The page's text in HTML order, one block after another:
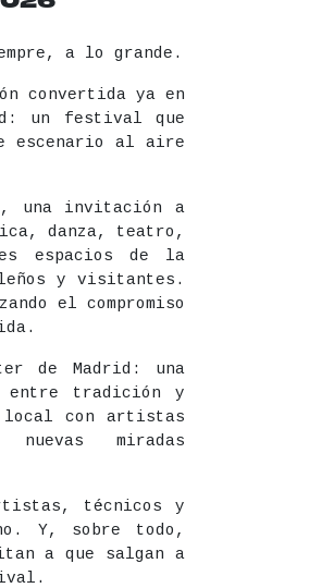
a lo grande.
convertida ya en
un festival que
escenario al aire
una invitación a
danza, teatro,
espacios de la
y visitantes.
el compromiso
de Madrid: una
entre tradición y
local con artistas
miradas
técnicos y
Y, sobre todo,
a que salgan a